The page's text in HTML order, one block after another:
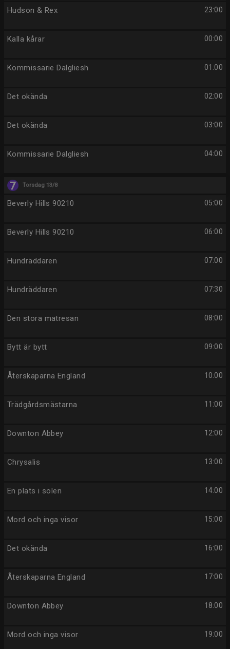
23:00
Hudson & Rex
00:00
Kalla kårar
01:00
Kommissarie Dalgliesh
02:00
Det okända
03:00
Det okända
04:00
Kommissarie Dalgliesh
Torsdag 13/8
05:00
Beverly Hills 90210
06:00
Beverly Hills 90210
07:00
Hundräddaren
07:30
Hundräddaren
08:00
Den stora matresan
09:00
Bytt är bytt
10:00
Återskaparna England
11:00
Trädgårdsmästarna
12:00
Downton Abbey
13:00
Chrysalis
14:00
En plats i solen
15:00
Mord och inga visor
16:00
Det okända
17:00
Återskaparna England
18:00
Downton Abbey
19:00
Mord och inga visor